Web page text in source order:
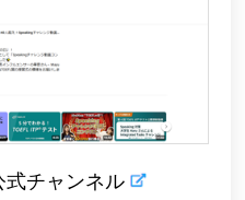
式チャンネル